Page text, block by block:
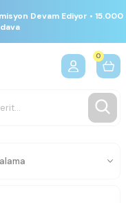
Devam Ediyor • 15.000
0